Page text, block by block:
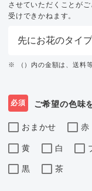
させていただくことが
受けできかねます。
※ （）内の金額は、送料
必須 ご希望の色味
おまかせ 赤
黄 白
黒 茶